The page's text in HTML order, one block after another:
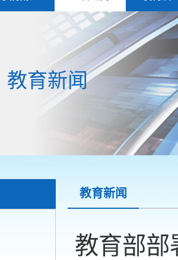
教育新闻
教育新闻
教育部部